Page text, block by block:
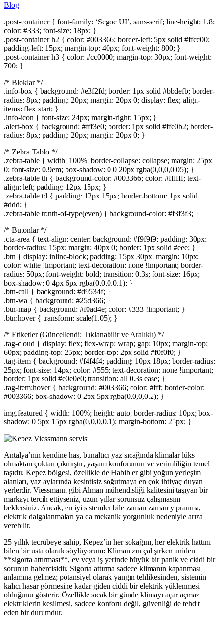
Blog
.post-container { font-family: ‘Segoe UI’, sans-serif; line-height: 1.8;
color: #333; font-size: 18px; }
.post-container h2 { color: #003366; border-left: 5px solid #ffcc00;
padding-left: 15px; margin-top: 40px; font-weight: 800; }
.post-container h3 { color: #cc0000; margin-top: 30px; font-weight:
700; }
/* Bloklar */
.info-box { background: #e3f2fd; border: 1px solid #bbdefb; border-
radius: 8px; padding: 20px; margin: 20px 0; display: flex; align-
items: flex-start; }
.info-icon { font-size: 24px; margin-right: 15px; }
.alert-box { background: #fff3e0; border: 1px solid #ffe0b2; border-
radius: 8px; padding: 20px; margin: 20px 0; }
/* Zebra Tablo */
.zebra-table { width: 100%; border-collapse: collapse; margin: 25px
0; font-size: 0.9em; box-shadow: 0 0 20px rgba(0,0,0,0.05); }
.zebra-table th { background-color: #003366; color: #ffffff; text-
align: left; padding: 12px 15px; }
.zebra-table td { padding: 12px 15px; border-bottom: 1px solid
#ddd; }
.zebra-table tr:nth-of-type(even) { background-color: #f3f3f3; }
/* Butonlar */
.cta-area { text-align: center; background: #f9f9f9; padding: 30px;
border-radius: 15px; margin: 40px 0; border: 1px solid #eee; }
.btn { display: inline-block; padding: 15px 30px; margin: 10px;
color: white !important; text-decoration: none !important; border-
radius: 50px; font-weight: bold; transition: 0.3s; font-size: 16px;
box-shadow: 0 4px 6px rgba(0,0,0,0.1); }
.btn-call { background: #d9534f; }
.btn-wa { background: #25d366; }
.btn-map { background: #f0ad4e; color: #333 !important; }
.btn:hover { transform: scale(1.05); }
/* Etiketler (Güncellendi: Tıklanabilir ve Aralıklı) */
.tag-cloud { display: flex; flex-wrap: wrap; gap: 10px; margin-top:
60px; padding-top: 25px; border-top: 2px solid #f0f0f0; }
.tag-item { background: #f4f4f4; padding: 10px 18px; border-radius:
25px; font-size: 14px; color: #555; text-decoration: none !important;
border: 1px solid #e0e0e0; transition: all 0.3s ease; }
.tag-item:hover { background: #003366; color: #fff; border-color:
#003366; box-shadow: 0 2px 5px rgba(0,0,0,0.2); }
img.featured { width: 100%; height: auto; border-radius: 10px; box-
shadow: 0 5px 15px rgba(0,0,0,0.1); margin-bottom: 25px; }
Antalya’nın kendine has, bunaltıcı yaz sıcağında klimalar lüks
olmaktan çoktan çıkmıştır; yaşam konforunun ve verimliliğin temel
taşıdır. Kepez bölgesi, özellikle de Habibler gibi yoğun yerleşim
alanları, yaz aylarında kesintisiz soğutmaya en çok ihtiyaç duyan
yerlerdir. Viessmann gibi Alman mühendisliği kalitesini taşıyan bir
markayı tercih ettiyseniz, uzun yıllar sorunsuz çalışmasını
beklersiniz. Ancak, en iyi sistemler bile zaman zaman yıpranma,
elektrik dalgalanmaları ya da mekanik yorgunluk nedeniyle arıza
verebilir.
25 yıllık tecrübeye sahip, Kepez’in her sokağını, her elektrik hattını
bilen bir usta olarak söylüyorum: Klimanızın çalışırken aniden
**sigorta attırması**, ev veya iş yerinde büyük bir panik ve ciddi bir
sorunun habercisidir. Sigorta attırma sadece klimanın kapanması
anlamına gelmez; potansiyel olarak yangın tehlikesinden, sistemin
kalıcı hasar görmesine kadar giden ciddi bir elektrik yüklenmesi
olduğunu gösterir. Özellikle sıcak bir günde klimayı açar açmaz
elektriklerin kesilmesi, sadece konforu değil, güvenliği de tehdit
eden bir durumdur.